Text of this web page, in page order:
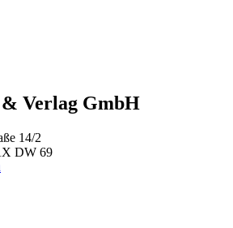
Verlag GmbH
14/2
DW 69